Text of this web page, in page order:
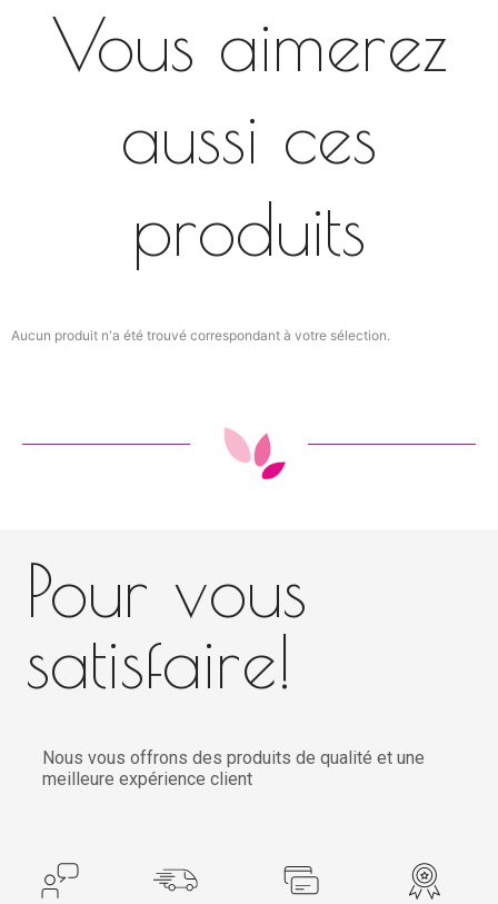
Vous aimerez
aussi ces
produits
Aucun produit n'a été trouvé correspondant à votre sélection.
Pour vous
satisfaire!
Nous vous offrons des produits de qualité et une
meilleure expérience client